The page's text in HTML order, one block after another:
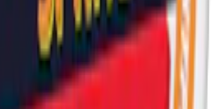
varumärket Après
i Stockholm 2020 och har snabbt
tobaksfritt snus
snusupplevelser med modern estetik och
att skapa en helt ny kategori av vitt snus.
och tre styrkor.